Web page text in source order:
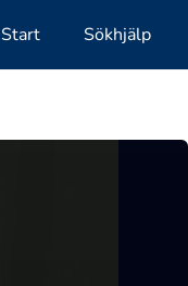
Start Sökhjälp